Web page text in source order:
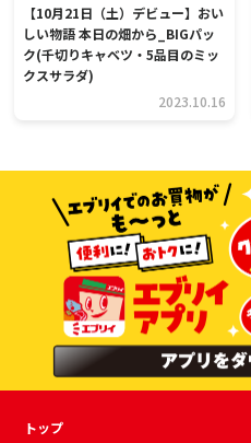
【10月21日（土）デビュー】おい
しい物語 本日の畑から_BIGパッ
ク(千切りキャベツ・5品目のミッ
クスサラダ)
2023.10.16
トップ